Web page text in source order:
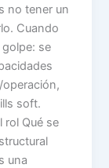
no tener un
Cuando
se
soft.
rol Qué se
una